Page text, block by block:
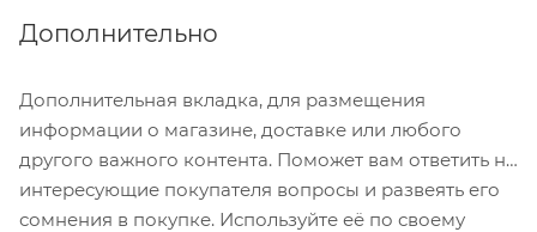
Дополнительно
Дополнительная вкладка, для размещения
информации о магазине, доставке или любого
другого важного контента. Поможет вам ответить на
интересующие покупателя вопросы и развеять его
сомнения в покупке. Используйте её по своему